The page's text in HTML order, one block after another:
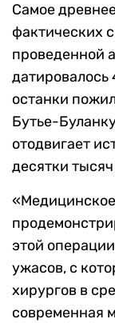
Самое
фактических
проведенной
датировалось
останки
Бутье-
отодвигает
десятки
этой
ужасов, с
хирургов в
современная